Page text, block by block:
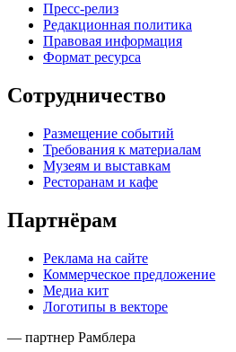
Пресс-релиз
Редакционная политика
Правовая информация
Формат ресурса
Сотрудничество
Размещение событий
Требования к материалам
Музеям и выставкам
Ресторанам и кафе
Партнёрам
Реклама на сайте
Коммерческое предложение
Медиа кит
Логотипы в векторе
— партнер Рамблера